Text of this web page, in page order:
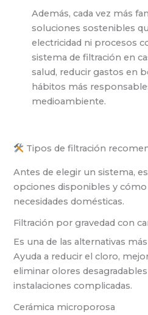
Además, cada vez más
soluciones sostenibles
electricidad ni procesos
sistema de filtración en
salud, reducir gastos en
hábitos más
medioambiente.
Tipos de filtración
Antes de elegir un sistema,
opciones disponibles y cómo
necesidades domésticas.
Filtración por gravedad con
Es una de las alternativas
Ayuda a reducir el cloro,
eliminar olores
instalaciones complicadas.
Cerámica microporosa